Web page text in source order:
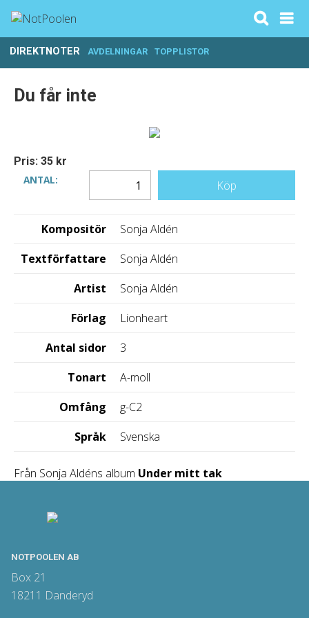
DIREKTNOTER AVDELNINGAR TOPPLISTOR
Du får inte
Pris: 35 kr
ANTAL:
Köp
Kompositör
Sonja Aldén
Textförfattare
Sonja Aldén
Artist
Sonja Aldén
Förlag
Lionheart
Antal sidor
3
Tonart
A-moll
Omfång
g-C2
Språk
Svenska
Från Sonja Aldéns album Under mitt tak
NOTPOOLEN AB
Box 21
18211 Danderyd